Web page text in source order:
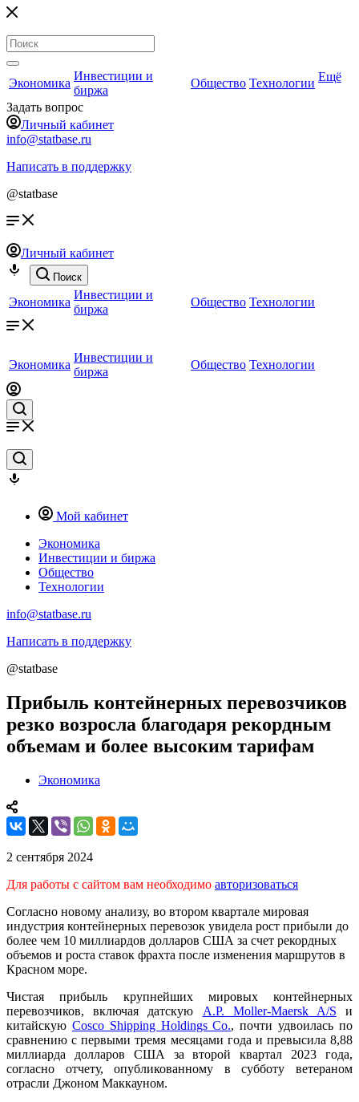
Экономика
Инвестиции и
биржа
Общество Технологии Ещё
Задать вопрос
Личный кабинет
info@statbase.ru
Написать в поддержку
@statbase
Личный кабинет
Поиск
Экономика
Инвестиции и
биржа
Общество Технологии
Экономика
Инвестиции и
биржа
Общество Технологии
Мой кабинет
Экономика
Инвестиции и биржа
Общество
Технологии
info@statbase.ru
Написать в поддержку
@statbase
Прибыль контейнерных перевозчиков
резко возросла благодаря рекордным
объемам и более высоким тарифам
Экономика
2 сентября 2024
Для работы с сайтом вам необходимо авторизоваться
Согласно новому анализу, во втором квартале мировая
индустрия контейнерных перевозок увидела рост прибыли до
более чем 10 миллиардов долларов США за счет рекордных
объемов и роста ставок фрахта после изменения маршрутов в
Красном море.
Чистая прибыль крупнейших мировых контейнерных
перевозчиков, включая датскую A.P. Moller-Maersk A/S и
китайскую Cosco Shipping Holdings Co., почти удвоилась по
сравнению с первыми тремя месяцами года и превысила 8,88
миллиарда долларов США за второй квартал 2023 года,
согласно отчету, опубликованному в субботу ветераном
отрасли Джоном Маккауном.